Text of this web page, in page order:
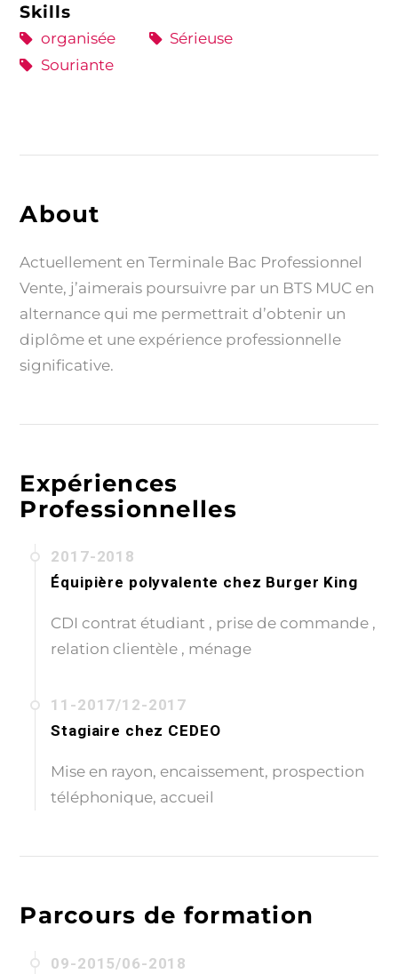
Skills
organisée
Sérieuse
Souriante
About
Actuellement en Terminale Bac Professionnel
Vente, j’aimerais poursuivre par un BTS MUC en
alternance qui me permettrait d’obtenir un
diplôme et une expérience professionnelle
significative.
Expériences
Professionnelles
2017-2018
Équipière polyvalente chez Burger King
CDI contrat étudiant , prise de commande ,
relation clientèle , ménage
11-2017/12-2017
Stagiaire chez CEDEO
Mise en rayon, encaissement, prospection
téléphonique, accueil
Parcours de formation
09-2015/06-2018